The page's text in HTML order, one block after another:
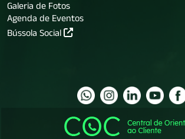
Galeria de Fotos
Agenda de Eventos
Bússola Social